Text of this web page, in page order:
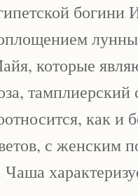
которые
как и
с женским